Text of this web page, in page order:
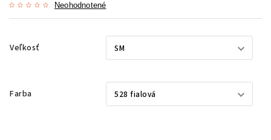
Neohodnotené
Veľkosť
Farba